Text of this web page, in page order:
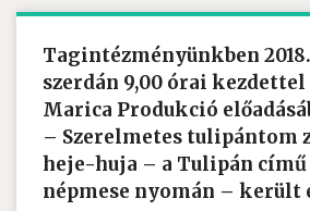
Tagintézményünkben
szerdán 9,00 órai
Marica Produkció
– Szerelmetes tulipántom
heje-huja – a Tulipán
népmese nyomán – került